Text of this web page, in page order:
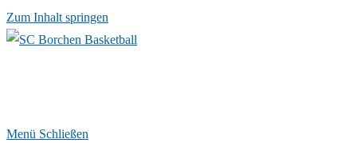
Zum Inhalt springen
Menü Schließen